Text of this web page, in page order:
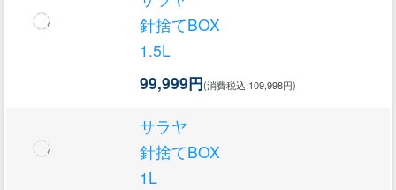
針捨てBOX
1.5L
99,999円(消費税込:109,998円)
サラヤ
針捨てBOX
1L